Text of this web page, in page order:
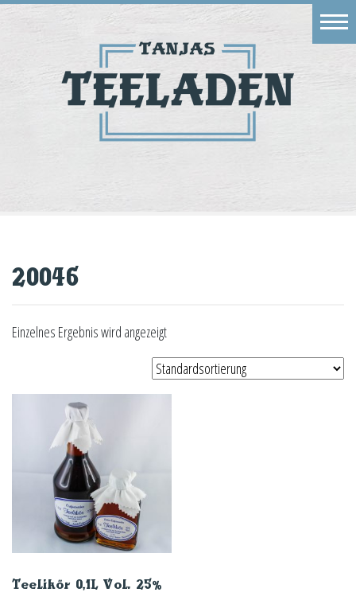
20046
Einzelnes Ergebnis wird angezeigt
Teelikör 0,1L Vol. 25%
Geschäft